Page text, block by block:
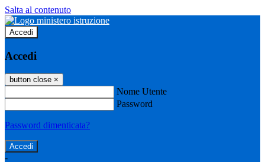
Salta al contenuto
Accedi
Accedi
button close ×
Nome Utente
Password
Password dimenticata?
-